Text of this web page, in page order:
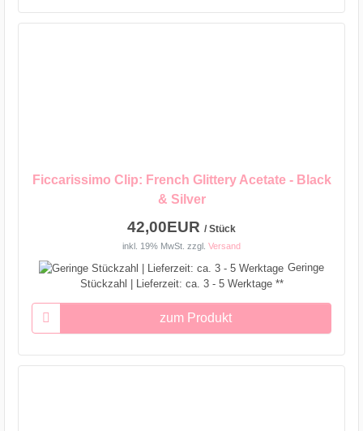
Ficcarissimo Clip: French Glittery Acetate - Black
& Silver
42,00EUR / Stück
inkl. 19% MwSt. zzgl. Versand
Geringe
Stückzahl | Lieferzeit: ca. 3 - 5 Werktage **
zum Produkt